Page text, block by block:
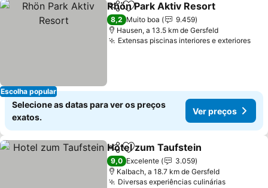
Escolha popular
PartilharAdicionar aos favoritos
Rhön Park Aktiv Resort
8,2 Muito boa
9.459
Hausen, a 13.5 km de Gersfeld
Extensas piscinas interiores e exteriores
Selecione as datas para ver os preços
exatos.
Ver preços
PartilharAdicionar aos favoritos
Hotel zum Taufstein
9,0 Excelente
3.059
Kalbach, a 18.7 km de Gersfeld
Diversas experiências culináriasVer